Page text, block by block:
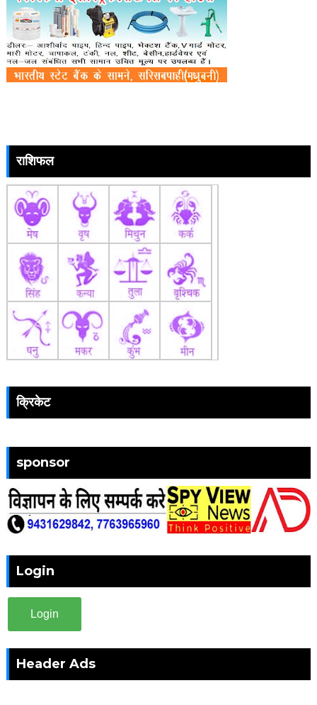
राशिफल
क्रिकेट
sponsor
Login
Login
Header Ads